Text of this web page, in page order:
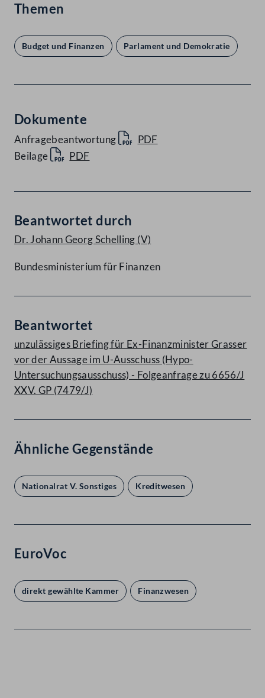
Themen
Budget und Finanzen Parlament und Demokratie
Dokumente
Anfragebeantwortung
PDF
Beilage
PDF
Beantwortet durch
Dr. Johann Georg Schelling (V)
Bundesministerium für Finanzen
Beantwortet
unzulässiges Briefing für Ex-Finanzminister Grasser
vor der Aussage im U-Ausschuss (Hypo-
Untersuchungsausschuss) - Folgeanfrage zu 6656/J
XXV. GP (7479/J)
Ähnliche Gegenstände
Nationalrat V. Sonstiges Kreditwesen
EuroVoc
direkt gewählte Kammer Finanzwesen